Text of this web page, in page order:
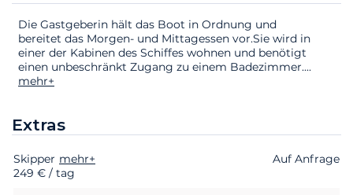
Die Gastgeberin hält das Boot in Ordnung und
bereitet das Morgen- und Mittagessen vor.Sie wird in
einer der Kabinen des Schiffes wohnen und benötigt
einen unbeschränkt Zugang zu einem Badezimmer....
mehr+
Extras
Extras Status Preis
Skipper mehr+
Auf Anfrage
249 € / tag